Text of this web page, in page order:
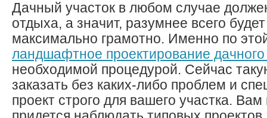
Дачный участок в любом случае
отдыха, а значит, разумнее всего
максимально грамотно. Именно по
ландшафтное проектирование дачного
необходимой процедурой. Сейчас
заказать без каких-либо проблем и
проект строго для вашего участка. Вам